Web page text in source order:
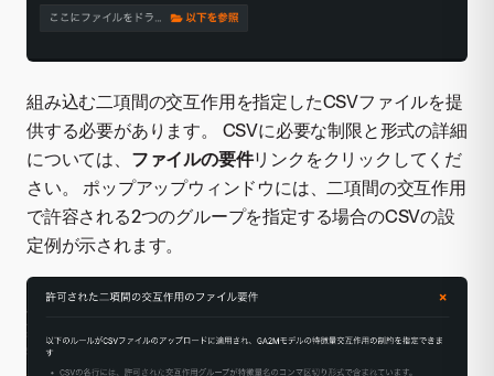
組み込む二項間の交互作用を指定したCSVファイルを提
供する必要があります。 CSVに必要な制限と形式の詳細
については、 ファイルの要件リンクをクリックしてくだ
さい。 ポップアップウィンドウには、二項間の交互作用
で許容される2つのグループを指定する場合のCSVの設
定例が示されます。